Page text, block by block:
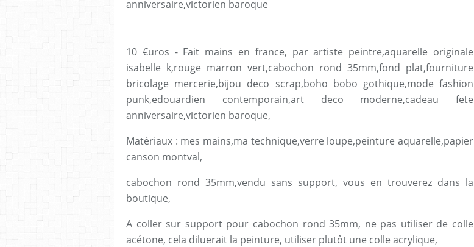
10 €uros - Fait mains en france, par artiste peintre,aquarelle originale
isabelle k,rouge marron vert,cabochon rond 35mm,fond plat,fourniture
bricolage mercerie,bijou deco scrap,boho bobo gothique,mode fashion
punk,edouardien contemporain,art deco moderne,cadeau fete
anniversaire,victorien baroque,
Matériaux : mes mains,ma technique,verre loupe,peinture aquarelle,papier
canson montval,
cabochon rond 35mm,vendu sans support, vous en trouverez dans la
boutique,
A coller sur support pour cabochon rond 35mm, ne pas utiliser de colle
acétone, cela diluerait la peinture, utiliser plutôt une colle acrylique,